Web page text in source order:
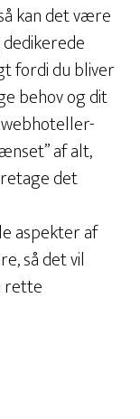
kan det være
fordi du bliver
behov og dit
af alt,
det
aspekter af
så det vil
rette